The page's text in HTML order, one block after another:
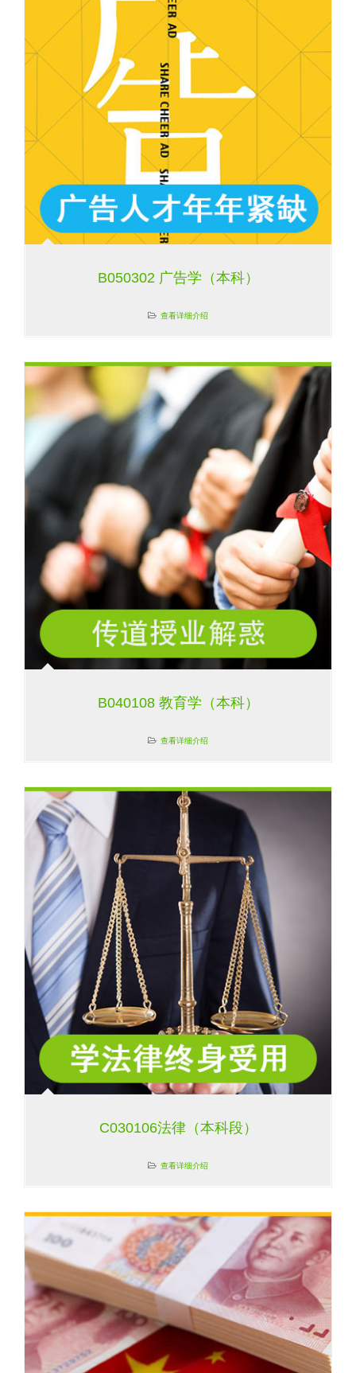
B050302 广告学（本科）
查看详细介绍
B040108 教育学（本科）
查看详细介绍
C030106法律（本科段）
查看详细介绍